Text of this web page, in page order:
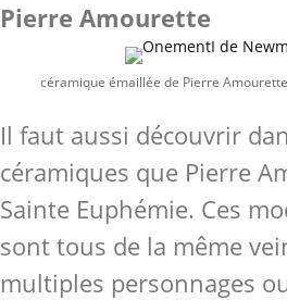
Pierre Amourette
céramique émaillée de Pierre
Il faut aussi découvrir
céramiques que Pierre
Sainte Euphémie. Ces
sont tous de la même
multiples personnages